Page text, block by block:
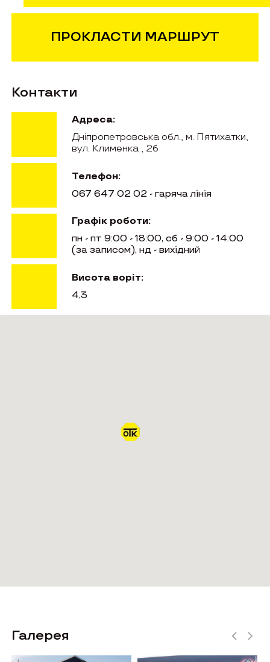
ПРОКЛАСТИ МАРШРУТ
Контакти
Адреса:
Дніпропетровська обл., м. Пятихатки,
вул. Клименка , 2б
Телефон:
067 647 02 02 - гаряча лінія
Графік роботи:
пн - пт 9:00 - 18:00, сб - 9:00 - 14:00
(за записом), нд - вихідний
Висота воріт:
4,3
Галерея